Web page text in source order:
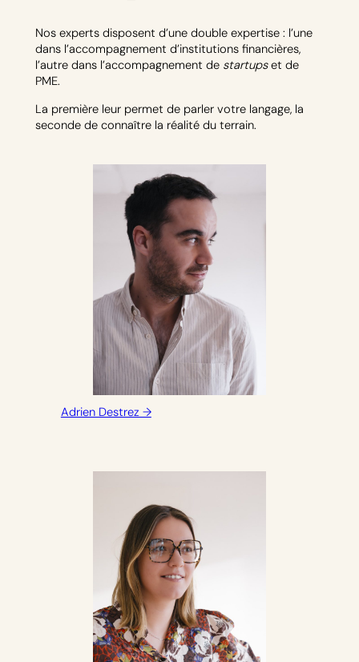
Nos experts disposent d’une double expertise : l’une
dans l’accompagnement d’institutions financières,
l’autre dans l’accompagnement de startupset de
PME.
La première leur permet de parler votre langage, la
seconde de connaître la réalité du terrain.
Adrien Destrez →